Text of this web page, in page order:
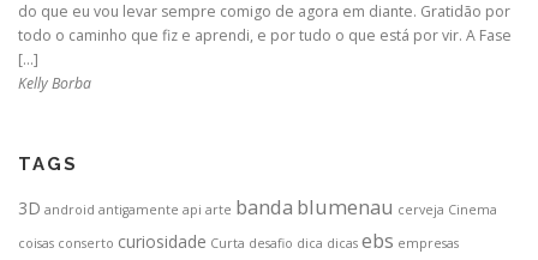
do que eu vou levar sempre comigo de agora em diante. Gratidão por
todo o caminho que fiz e aprendi, e por tudo o que está por vir. A Fase
[…]
Kelly Borba
TAGS
3D android antigamente api arte banda blumenau cerveja Cinema
coisas conserto curiosidade Curta desafio dica dicas ebs empresas